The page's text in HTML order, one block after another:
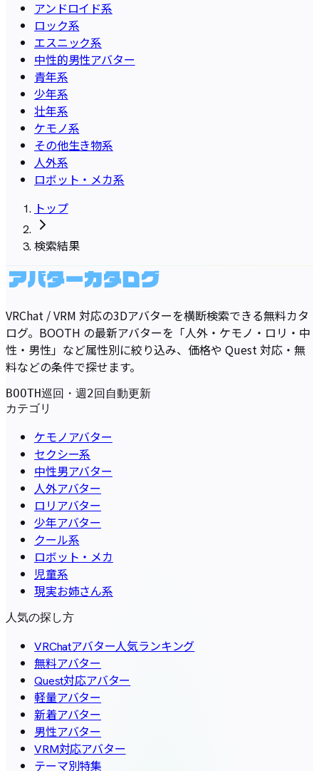
アンドロイド系
ロック系
エスニック系
中性的男性アバター
青年系
少年系
壮年系
ケモノ系
その他生き物系
人外系
ロボット・メカ系
トップ
検索結果
VRChat / VRM 対応の3Dアバターを横断検索できる無料カタ
ログ。BOOTH の最新アバターを「人外・ケモノ・ロリ・中
性・男性」など属性別に絞り込み、価格や Quest 対応・無
料などの条件で探せます。
BOOTH巡回・週2回自動更新
カテゴリ
ケモノアバター
セクシー系
中性男アバター
人外アバター
ロリアバター
少年アバター
クール系
ロボット・メカ
児童系
現実お姉さん系
人気の探し方
VRChatアバター人気ランキング
無料アバター
Quest対応アバター
軽量アバター
新着アバター
男性アバター
VRM対応アバター
テーマ別特集